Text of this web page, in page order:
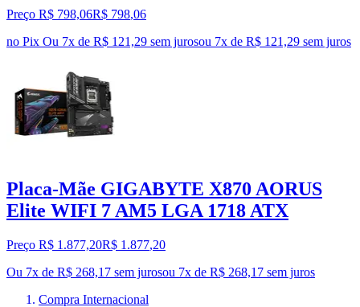
Preço R$ 798,06R$ 798,06
no Pix Ou 7x de R$ 121,29 sem jurosou 7x de R$ 121,29 sem juros
Placa-Mãe GIGABYTE X870 AORUS
Elite WIFI 7 AM5 LGA 1718 ATX
Preço R$ 1.877,20R$ 1.877,20
Ou 7x de R$ 268,17 sem jurosou 7x de R$ 268,17 sem juros
Compra Internacional